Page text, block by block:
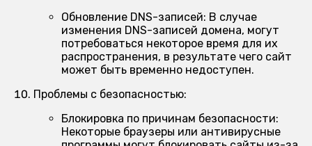
Обновление DNS-записей: В случае
изменения DNS-записей домена, могут
потребоваться некоторое время для их
распространения, в результате чего сайт
может быть временно недоступен.
Проблемы с безопасностью:
Блокировка по причинам безопасности:
Некоторые браузеры или антивирусные